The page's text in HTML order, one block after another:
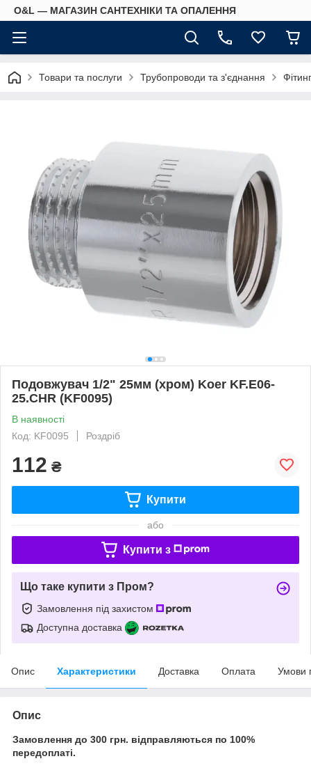
O&L — МАГАЗИН САНТЕХНІКИ ТА ОПАЛЕННЯ
Товари та послуги Трубопроводи та з'єднання
Подовжувач 1/2" 25мм (хром) Koer KF.E06-
25.CHR (KF0095)
В наявності
Код: KF0095
Роздріб
112 ₴
Купити
або
Купити з
Що таке купити з Пром?
Замовлення під захистом
Доступна доставка
Опис Характеристики Доставка Оплата Умови
Опис
Замовлення до 300 грн. відправляються по 100%
передоплаті.